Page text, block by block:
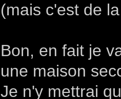
(mais c'est de
Bon, en fait je
une maison
Je n'y mettrai